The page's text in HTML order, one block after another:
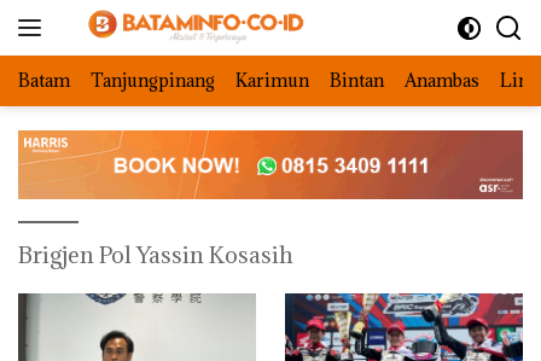
Batam Tanjungpinang Karimun Bintan Anambas
Brigjen Pol Yassin Kosasih